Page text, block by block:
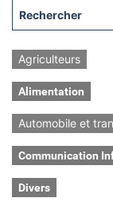
Agriculteurs
Alimentation
Automobile et
Communication
Divers